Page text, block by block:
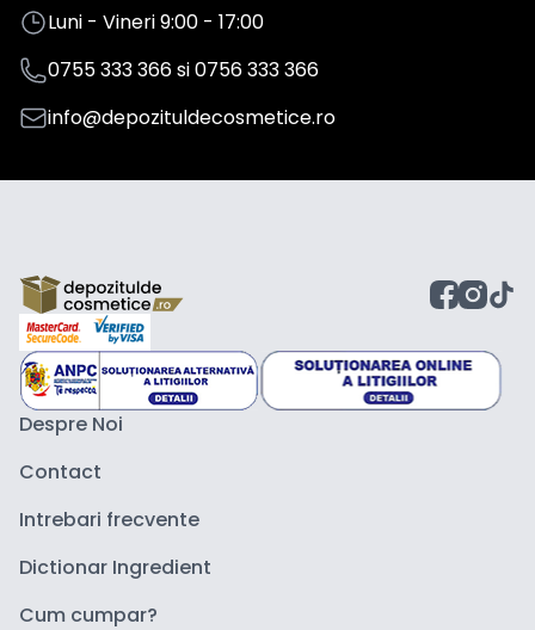
Luni - Vineri 9:00 - 17:00
0755 333 366si0756 333 366
info@depozituldecosmetice.ro
Despre Noi
Contact
Intrebari frecvente
Dictionar Ingredient
Cum cumpar?